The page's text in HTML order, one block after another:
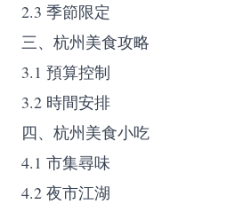
2.3 季節限定
三、杭州美食攻略
3.1 預算控制
3.2 時間安排
四、杭州美食小吃
4.1 市集尋味
4.2 夜市江湖